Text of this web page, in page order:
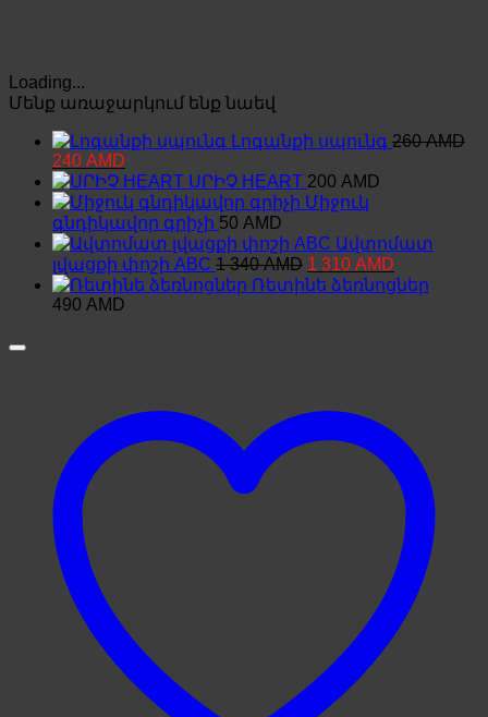
Loading...
Մենք առաջարկում ենք նաեվ
Լոգանքի սպունգ 260AMD
Original
price
was:
260 AMD.
240 AMD
price
is:
240 AMD.
ՍՐԻՉ HEART 200 AMD
Միջուկ
գնդիկավոր գրիչի 50 AMD
Ավտոմատ
լվացքի փոշի ABC 1 340AMD Original
price
1 310 AMD
price
Ռետինե ձեռնոցներ
490 AMD